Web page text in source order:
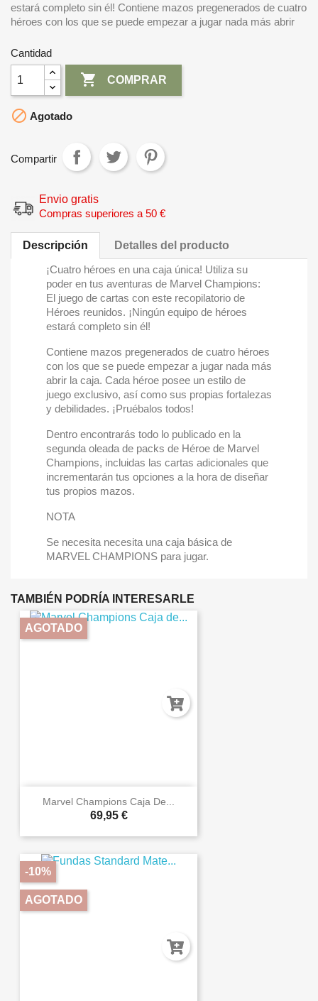
estará completo sin él! Contiene mazos pregenerados de cuatro
héroes con los que se puede empezar a jugar nada más abrir
Cantidad
 COMPRAR
 Agotado
Compartir
Envio gratis
Compras superiores a 50 €
Descripción
Detalles del producto
¡Cuatro héroes en una caja única! Utiliza su
poder en tus aventuras de Marvel Champions:
El juego de cartas con este recopilatorio de
Héroes reunidos. ¡Ningún equipo de héroes
estará completo sin él!
Contiene mazos pregenerados de cuatro héroes
con los que se puede empezar a jugar nada más
abrir la caja. Cada héroe posee un estilo de
juego exclusivo, así como sus propias fortalezas
y debilidades. ¡Pruébalos todos!
Dentro encontrarás todo lo publicado en la
segunda oleada de packs de Héroe de Marvel
Champions, incluidas las cartas adicionales que
incrementarán tus opciones a la hora de diseñar
tus propios mazos.
NOTA
Se necesita necesita una caja básica de
MARVEL CHAMPIONS para jugar.
TAMBIÉN PODRÍA INTERESARLE
Marvel Champions Caja De...
69,95 €
AGOTADO
-10%
AGOTADO